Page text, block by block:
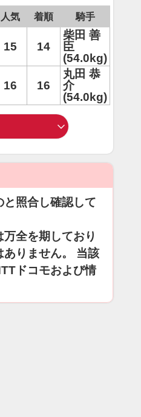
人気 着順 騎手
15 14
柴田 善
臣
(54.0kg)
16 16
丸田 恭
介
(54.0kg)
照合し確認して
全を期しており
ありません。 当該
ドコモおよび情